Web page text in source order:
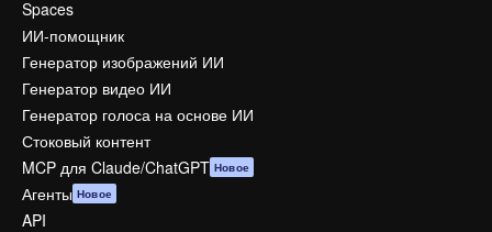
Spaces
ИИ-помощник
Генератор изображений ИИ
Генератор видео ИИ
Генератор голоса на основе ИИ
Стоковый контент
MCP для Claude/ChatGPT Новое
Агенты Новое
API